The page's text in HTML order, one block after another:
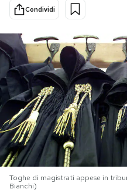
Economia
PODCAST
NEWSLETTER
I MIEI PREFERITI
SHOP
Condividi
Toghe di magistrati appese in
Bianchi)